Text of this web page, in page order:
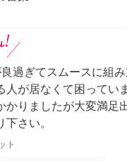
過ぎてスムースに組
人が居なくて困ってい
かりましたが大変満足
さい。
ト